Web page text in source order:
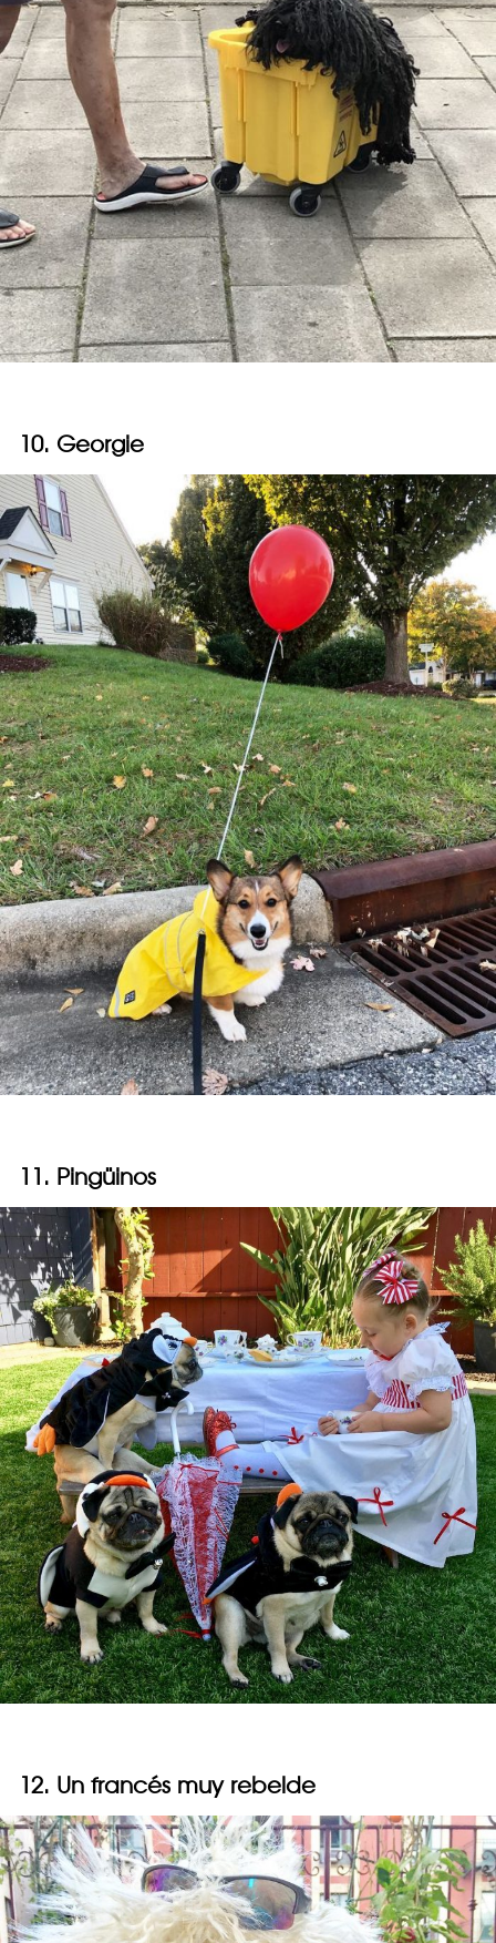
10. Georgie
11. Pingüinos
12. Un francés muy rebelde